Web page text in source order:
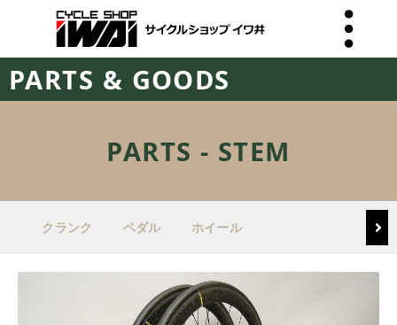
PARTS & GOODS
PARTS - STEM
クランク ペダル ホイール